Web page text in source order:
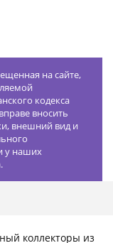
на сайте,
кодекса
вносить
внешний вид и
у наших
коллекторы из